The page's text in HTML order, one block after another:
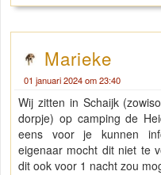
Marieke
01 januari 2024 om 23:40
Wij zitten in Schaijk
dorpje) op camping de
eens voor je kunnen
eigenaar mocht dit niet te
dit ook voor 1 nacht zou